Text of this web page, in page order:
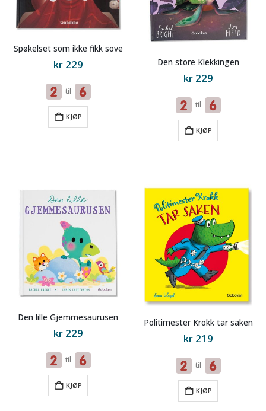
Spøkelset som ikke fikk sove
kr229
til
KJØP
Den store Klekkingen
kr229
til
KJØP
Den lille Gjemmesaurusen
kr229
til
KJØP
Politimester Krokk tar saken
kr219
til
KJØP